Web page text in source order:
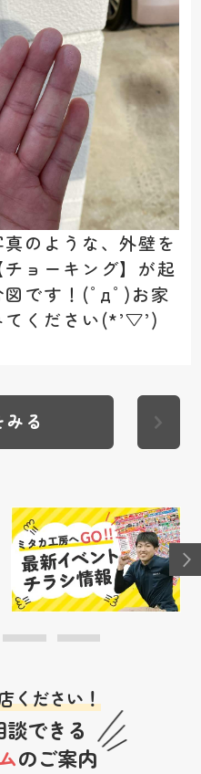
のような、外壁を
ョーキング】が起
図です！(ﾟдﾟ)お家
てください(*’▽’)
る
ください！
談できる
のご案内